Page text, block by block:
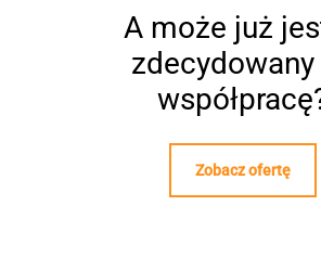
A może już
zdecydowany
Zobacz ofertę